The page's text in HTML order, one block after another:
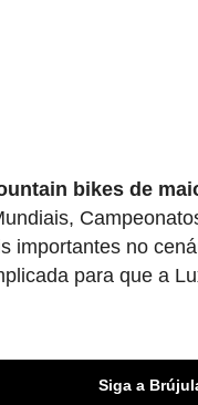
bikes de
importantes no
para que a
Siga a